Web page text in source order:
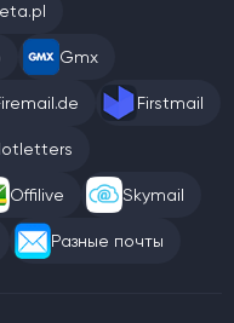
Gmx
Firstmail
Offilive Skymail
Разные почты